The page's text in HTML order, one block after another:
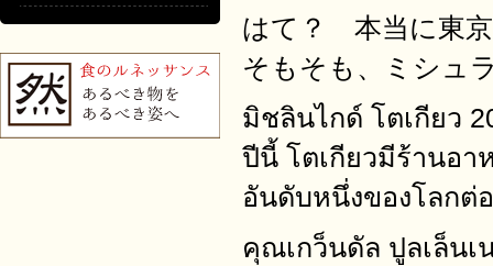
はて？ 本当に東京
そもそも、ミシュ
มิชลินไกด์ โตเกียว
ปีนี้ โตเกียวมีร้านอา
อันดับหนึ่งของโลกต่
คุณเกว็นดัล ปูลเล็นเ